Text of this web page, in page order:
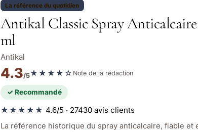
La référence du quotidien
Antikal Classic Spray
ml
Antikal
4.3/5★★★★☆ Note de la rédaction
✓ Recommandé
★★★★★ 4.6/5 · 27430 avis clients
La référence historique du spray anticalcaire, fiable et